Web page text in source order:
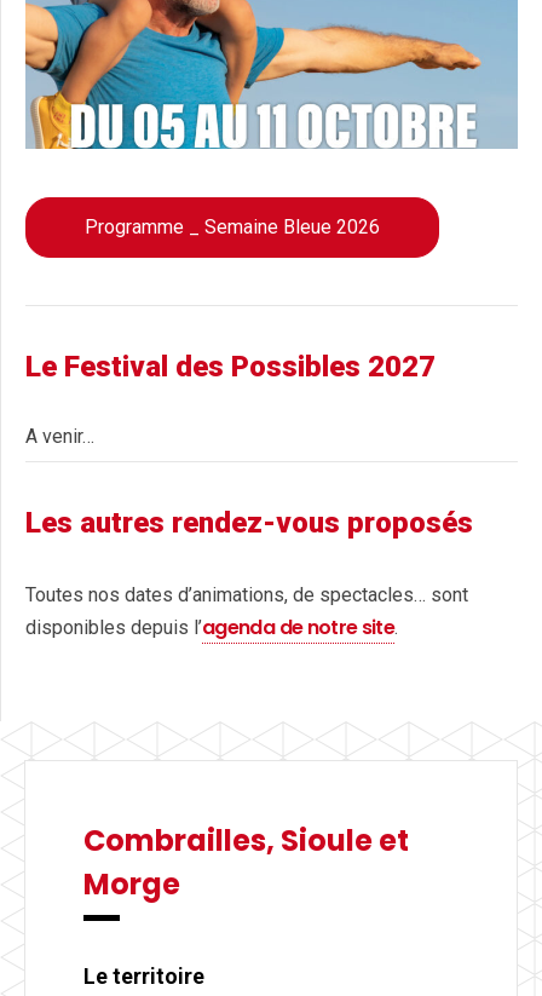
Programme _ Semaine Bleue 2026
Le Festival des Possibles 2027
A venir…
Les autres rendez-vous proposés
Toutes nos dates d’animations, de spectacles… sont
disponibles depuis l’agenda de notre site.
Combrailles, Sioule et
Morge
Le territoire